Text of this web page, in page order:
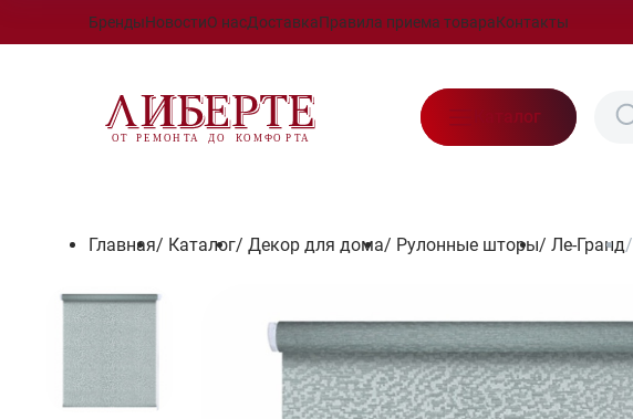
БрендыНовостиО насДоставкаПравила приема товараКонтакты
Каталог
Главная/ Каталог/ Декор для дома/ Рулонные шторы/ Ле-Гранд/